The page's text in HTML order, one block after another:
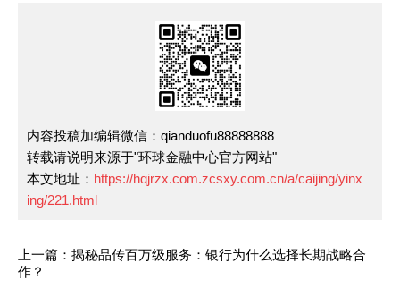
内容投稿加编辑微信：qianduofu88888888
转载请说明来源于"环球金融中心官方网站"
本文地址： https://hqjrzx.com.zcsxy.com.cn/a/caijing/yinx
ing/221.html
上一篇：揭秘品传百万级服务：银行为什么选择长期战略合
作？